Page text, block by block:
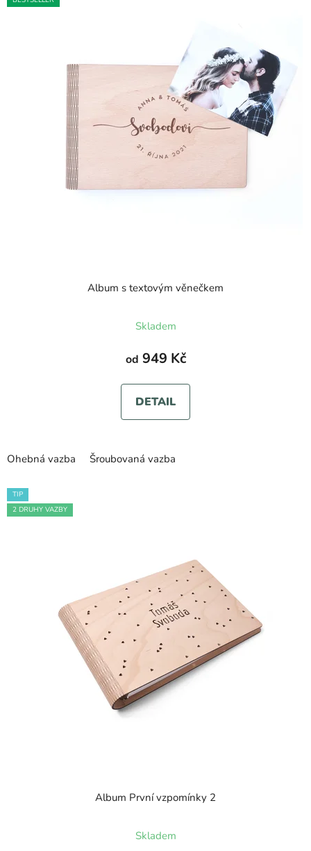
Album s textovým věnečkem
hodnocení
produktu
je
5,0
z
5
Skladem
od 949 Kč
DETAIL
Ohebná vazba Šroubovaná vazba
TIP
2 DRUHY VAZBY
Album První vzpomínky 2
hodnocení
Skladem